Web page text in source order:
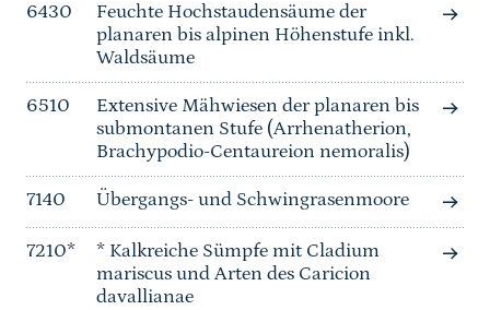
6430
Feuchte Hochstaudensäume der
planaren bis alpinen Höhenstufe inkl.
Waldsäume
6510
Extensive Mähwiesen der planaren bis
submontanen Stufe (Arrhenatherion,
Brachypodio-Centaureion nemoralis)
7140 Übergangs- und Schwingrasenmoore
7210*
* Kalkreiche Sümpfe mit Cladium
mariscus und Arten des Caricion
davallianae